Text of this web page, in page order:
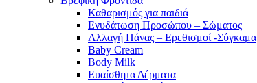
Καθαρισμός για παιδιά
Ενυδάτωση Προσώπου – Σώματος
Αλλαγή Πάνας – Ερεθισμοί -Σύγκαμα
Baby Cream
Body Milk
Ευαίσθητα Δέρματα